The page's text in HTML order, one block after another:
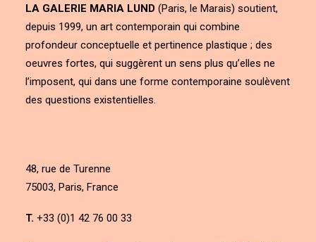
LA GALERIE MARIA LUND (Paris, le Marais) soutient,
depuis 1999, un art contemporain qui combine
profondeur conceptuelle et pertinence plastique ; des
oeuvres fortes, qui suggèrent un sens plus qu’elles ne
l’imposent, qui dans une forme contemporaine soulèvent
des questions existentielles.
48, rue de Turenne
75003, Paris, France
T. +33 (0)1 42 76 00 33